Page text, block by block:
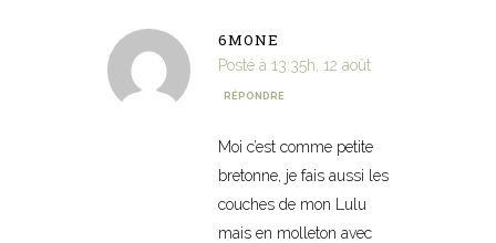
6MONE
Posté à 13:35h, 12 août
RÉPONDRE
Moi c’est comme petite
bretonne, je fais aussi les
couches de mon Lulu
mais en molleton avec